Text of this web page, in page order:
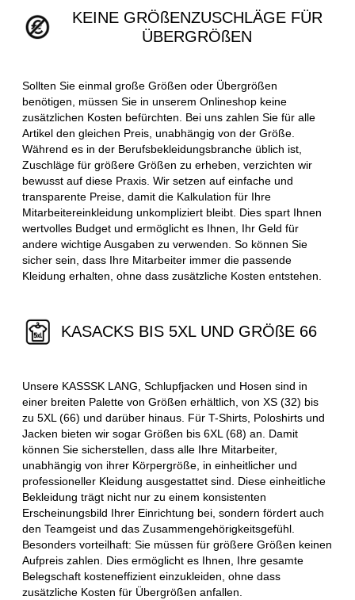
KEINE GRÖßENZUSCHLÄGE FÜR
ÜBERGRÖßEN
Sollten Sie einmal große Größen oder Übergrößen
benötigen, müssen Sie in unserem Onlineshop keine
zusätzlichen Kosten befürchten. Bei uns zahlen Sie für alle
Artikel den gleichen Preis, unabhängig von der Größe.
Während es in der Berufsbekleidungsbranche üblich ist,
Zuschläge für größere Größen zu erheben, verzichten wir
bewusst auf diese Praxis. Wir setzen auf einfache und
transparente Preise, damit die Kalkulation für Ihre
Mitarbeitereinkleidung unkompliziert bleibt. Dies spart Ihnen
wertvolles Budget und ermöglicht es Ihnen, Ihr Geld für
andere wichtige Ausgaben zu verwenden. So können Sie
sicher sein, dass Ihre Mitarbeiter immer die passende
Kleidung erhalten, ohne dass zusätzliche Kosten entstehen.
KASACKS BIS 5XL UND GRÖßE 66
Unsere KASSSK LANG, Schlupfjacken und Hosen sind in
einer breiten Palette von Größen erhältlich, von XS (32) bis
zu 5XL (66) und darüber hinaus. Für T-Shirts, Poloshirts und
Jacken bieten wir sogar Größen bis 6XL (68) an. Damit
können Sie sicherstellen, dass alle Ihre Mitarbeiter,
unabhängig von ihrer Körpergröße, in einheitlicher und
professioneller Kleidung ausgestattet sind. Diese einheitliche
Bekleidung trägt nicht nur zu einem konsistenten
Erscheinungsbild Ihrer Einrichtung bei, sondern fördert auch
den Teamgeist und das Zusammengehörigkeitsgefühl.
Besonders vorteilhaft: Sie müssen für größere Größen keinen
Aufpreis zahlen. Dies ermöglicht es Ihnen, Ihre gesamte
Belegschaft kosteneffizient einzukleiden, ohne dass
zusätzliche Kosten für Übergrößen anfallen.